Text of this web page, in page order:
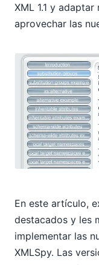
XML 1.1 y
aprovechar las
En este artículo,
destacados y les
implementar las
XMLSpy. Las